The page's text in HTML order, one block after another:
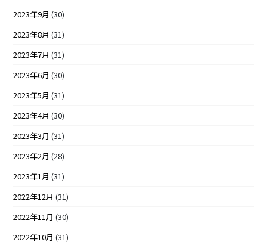
2023年9月 (30)
2023年8月 (31)
2023年7月 (31)
2023年6月 (30)
2023年5月 (31)
2023年4月 (30)
2023年3月 (31)
2023年2月 (28)
2023年1月 (31)
2022年12月 (31)
2022年11月 (30)
2022年10月 (31)